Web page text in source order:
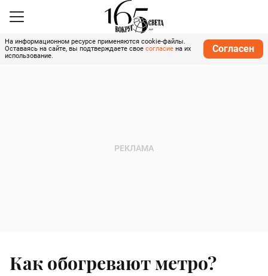
На информационном ресурсе применяются cookie-файлы.
Оставаясь на сайте, вы подтверждаете свое согласие на их
использование.
Согласен
Как обогревают метро?